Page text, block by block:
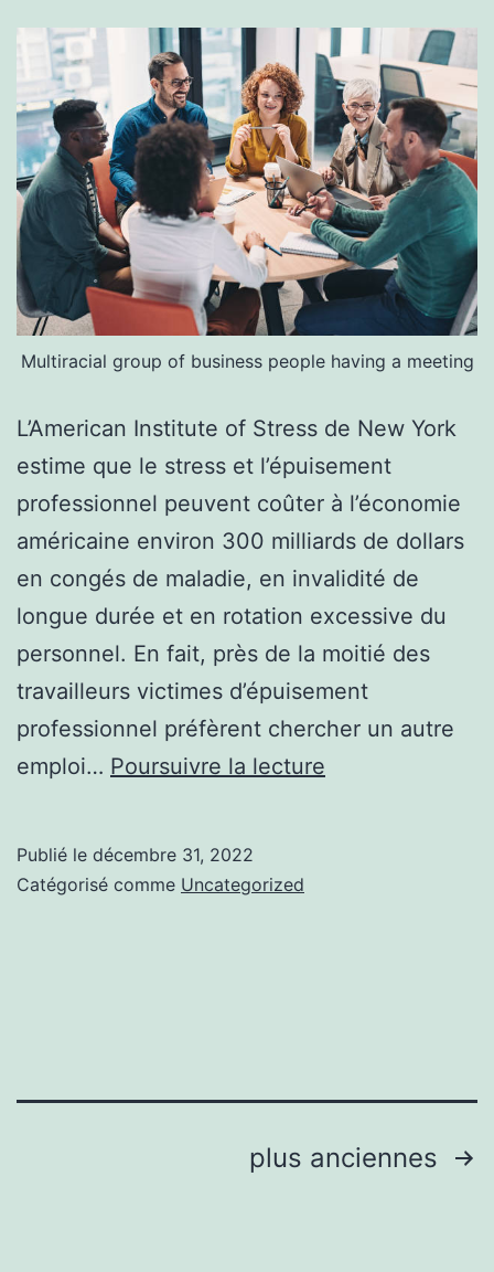
Multiracial group of business people having a meeting
L’American Institute of Stress de New York
estime que le stress et l’épuisement
professionnel peuvent coûter à l’économie
américaine environ 300 milliards de dollars
en congés de maladie, en invalidité de
longue durée et en rotation excessive du
personnel. En fait, près de la moitié des
travailleurs victimes d’épuisement
professionnel préfèrent chercher un autre
emploi… Poursuivre la lecture
Publié le décembre 31, 2022
Catégorisé comme Uncategorized
plus anciennes